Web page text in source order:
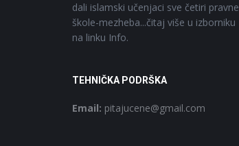
dali islamski učenjaci sve četiri pravne
škole-mezheba...čitaj više u izborniku
na linku Info.
TEHNIČKA PODRŠKA
Email: pitajucene@gmail.com